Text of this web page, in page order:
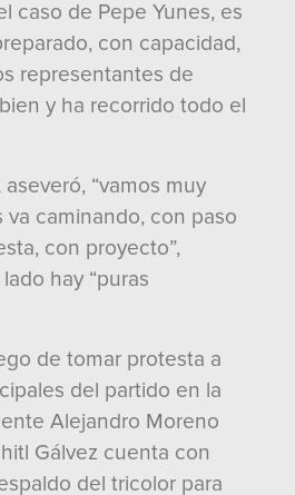
caso de Pepe Yunes, es
con capacidad,
representantes de
y ha recorrido todo el
aseveró, “vamos muy
va caminando, con paso
con proyecto”,
hay “puras
de tomar protesta a
del partido en la
Alejandro Moreno
Gálvez cuenta con
del tricolor para